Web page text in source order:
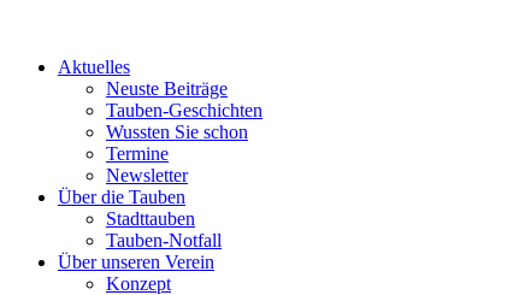
Aktuelles
Neuste Beiträge
Tauben-Geschichten
Wussten Sie schon
Termine
Newsletter
Über die Tauben
Stadttauben
Tauben-Notfall
Über unseren Verein
Konzept